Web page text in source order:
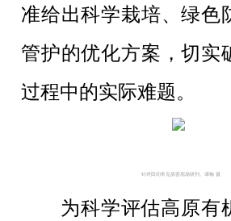
准给出科学栽培、绿色
管护的优化方案，切实
过程中的实际难题。
针对田间常见病害现场研判。谭梅 摄
为科学评估高原有